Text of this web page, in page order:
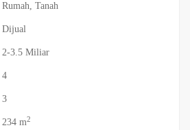
Rumah, Tanah
Dijual
2-3.5 Miliar
4
3
234 m2